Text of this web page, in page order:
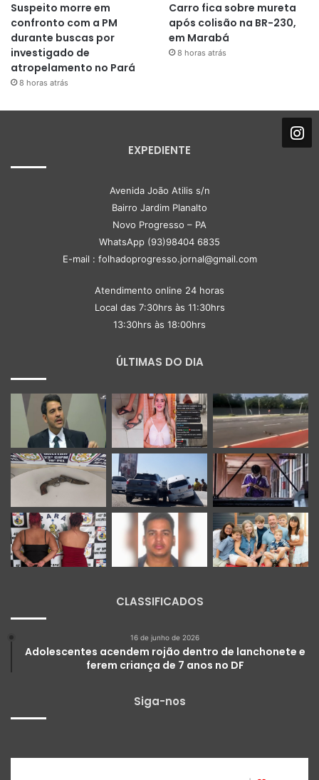
Suspeito morre em
confronto com a PM
durante buscas por
investigado de
atropelamento no Pará
8 horas atrás
Carro fica sobre mureta
após colisão na BR-230,
em Marabá
8 horas atrás
EXPEDIENTE
Avenida João Atilis s/n
Bairro Jardim Planalto
Novo Progresso – PA
WhatsApp (93)98404 6835
E-mail : folhadoprogresso.jornal@gmail.com
Atendimento online 24 horas
Local das 7:30hrs às 11:30hrs
13:30hrs às 18:00hrs
ÚLTIMAS DO DIA
CLASSIFICADOS
16 de junho de 2026
Adolescentes acendem rojão dentro de lanchonete e
ferem criança de 7 anos no DF
Siga-nos